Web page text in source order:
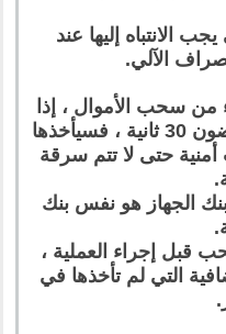
الانتباه إليها عند
الآلي.
من سحب الأموال ، إذا
لم تقم بسحب بطاقتك في غضون 30 ثانية ، فسيأخذها
أمنية حتى لا تتم سرقة
الجهاز هو نفس بنك
قبل إجراء العملية ،
التي لم تأخذها في